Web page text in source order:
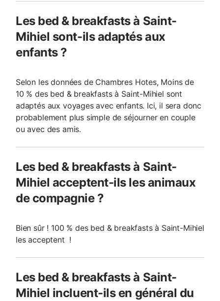
Les bed & breakfasts à Saint-
Mihiel sont-ils adaptés aux
enfants ?
Selon les données de Chambres Hotes, Moins de
10 % des bed & breakfasts à Saint-Mihiel sont
adaptés aux voyages avec enfants. Ici, il sera donc
probablement plus simple de séjourner en couple
ou avec des amis.
Les bed & breakfasts à Saint-
Mihiel acceptent-ils les animaux
de compagnie ?
Bien sûr ! 100 % des bed & breakfasts à Saint-Mihiel
les acceptent !
Les bed & breakfasts à Saint-
Mihiel incluent-ils en général du